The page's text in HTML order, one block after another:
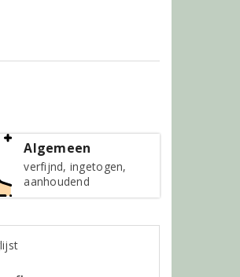
Algemeen
verfijnd, ingetogen,
aanhoudend